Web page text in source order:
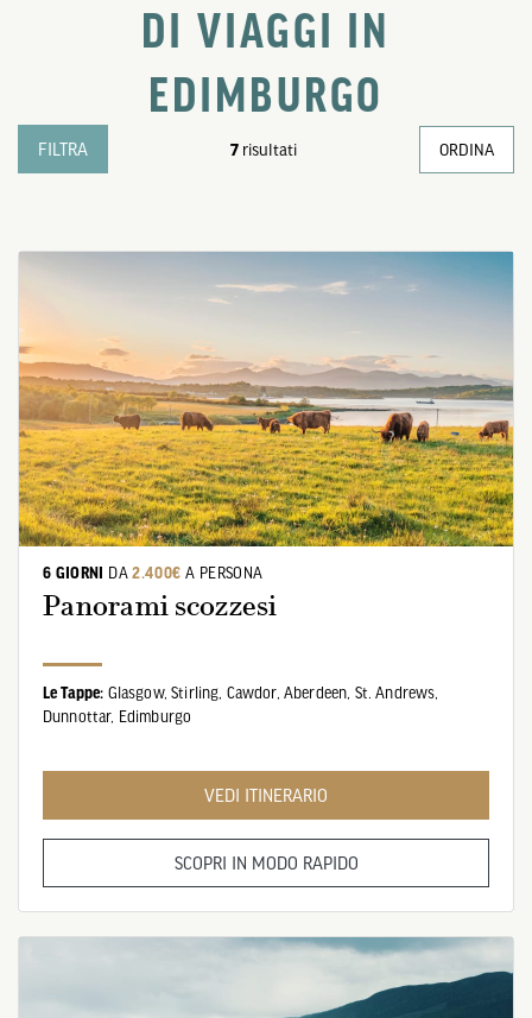
DI VIAGGI IN
EDIMBURGO
FILTRA 7 risultati ORDINA
6 GIORNI DA2.400€ A PERSONA
Panorami scozzesi
Le Tappe: Glasgow, Stirling, Cawdor, Aberdeen, St. Andrews,
Dunnottar, Edimburgo
VEDI ITINERARIO
SCOPRI IN MODO RAPIDO